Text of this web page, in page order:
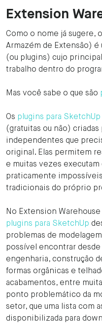
Extension
Como o nome já sugere,
Armazém de Extensão)
(ou plugins) cujo
trabalho dentro do
Mas você sabe o que são
Os plugins para SketchUp
(gratuitas ou não)
independentes que
original. Elas permitem
e muitas vezes
praticamente
tradicionais do próprio
No Extension
plugins para SketchUp
problemas de
possível encontrar
engenharia, construção
formas orgânicas e
acabamentos, entre
ponto problemático da
setor, que uma lista com
disponibilizada para